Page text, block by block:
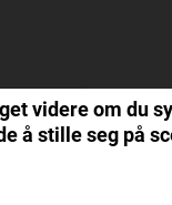
videre om du
å stille seg på